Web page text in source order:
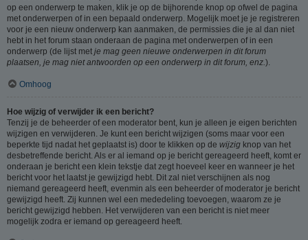
op een onderwerp te maken, klik je op de bijhorende knop op ofwel de pagina
met onderwerpen of in een bepaald onderwerp. Mogelijk moet je je registreren
voor je een nieuw onderwerp kan aanmaken, de permissies die je al dan niet
hebt in het forum staan onderaan de pagina met onderwerpen of in een
onderwerp (de lijst met je mag geen nieuwe onderwerpen in dit forum
plaatsen, je mag niet antwoorden op een onderwerp in dit forum, enz. ).
Omhoog
Hoe wijzig of verwijder ik een bericht?
Tenzij je de beheerder of een moderator bent, kun je alleen je eigen berichten
wijzigen en verwijderen. Je kunt een bericht wijzigen (soms maar voor een
beperkte tijd nadat het geplaatst is) door te klikken op de wijzig knop van het
desbetreffende bericht. Als er al iemand op je bericht gereageerd heeft, komt er
onderaan je bericht een klein tekstje dat zegt hoeveel keer en wanneer je het
bericht voor het laatst je gewijzigd hebt. Dit zal niet verschijnen als nog
niemand gereageerd heeft, evenmin als een beheerder of moderator je bericht
gewijzigd heeft. Zij kunnen wel een mededeling toevoegen, waarom ze je
bericht gewijzigd hebben. Het verwijderen van een bericht is niet meer
mogelijk zodra er iemand op gereageerd heeft.